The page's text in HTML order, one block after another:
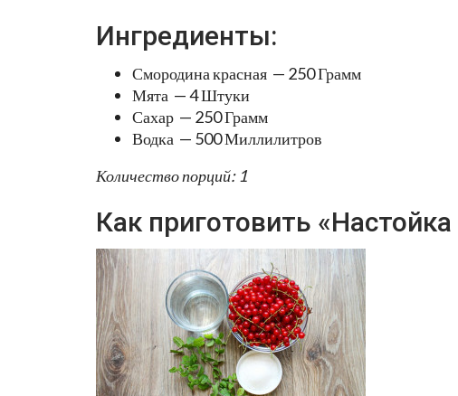
Ингредиенты:
Смородина красная — 250 Грамм
Мята — 4 Штуки
Сахар — 250 Грамм
Водка — 500 Миллилитров
Количество порций: 1
Как приготовить